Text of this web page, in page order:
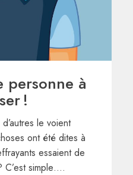
personne à
!
le voient
ont été dites à
essaient de
C’est simple….